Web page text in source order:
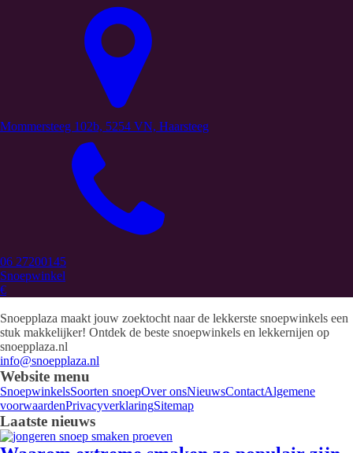
Mommersteeg 102b, 5254 VN, Haarsteeg
06 27200145
Snoepwinkel
€
Snoepplaza maakt jouw zoektocht naar de lekkerste snoepwinkels een
stuk makkelijker! Ontdek de beste snoepwinkels en lekkernijen op
snoepplaza.nl
info@snoepplaza.nl
Website menu
SnoepwinkelsSoorten snoepOver onsNieuwsContactAlgemene
voorwaardenPrivacyverklaringSitemap
Laatste nieuws